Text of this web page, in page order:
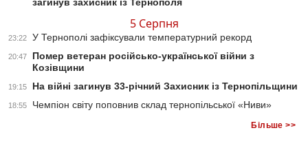
5 Серпня
23:22 У Тернополі зафіксували температурний рекорд
20:47
Помер ветеран російсько-української війни з
Козівщини
19:15 На війні загинув 33-річний Захисник із Тернопільщини
18:55 Чемпіон світу поповнив склад тернопільської «Ниви»
Більше >>